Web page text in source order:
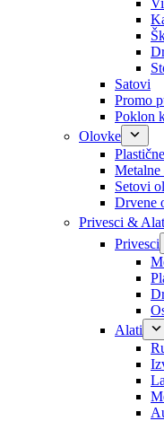
Satovi
Promo
Poklon
Olovke
Setovi
Drvene
Privesci &
Privesci
Alati